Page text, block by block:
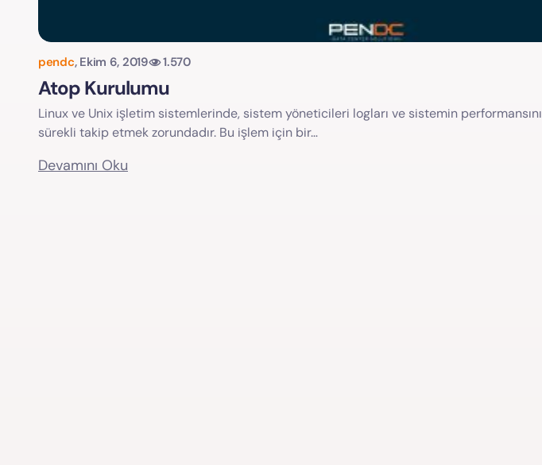
pendc, Ekim 6, 2019 1.570
Atop Kurulumu
Linux ve Unix işletim sistemlerinde, sistem yöneticileri logları ve sistemin performansını
sürekli takip etmek zorundadır. Bu işlem için bir…
Devamını Oku